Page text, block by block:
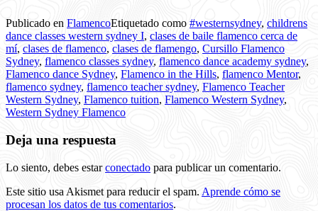
Publicado en FlamencoEtiquetado como #westernsydney, childrens
dance classes western sydney I, clases de baile flamenco cerca de
mí, clases de flamenco, clases de flamengo, Cursillo Flamenco
Sydney, flamenco classes sydney, flamenco dance academy sydney,
Flamenco dance Sydney, Flamenco in the Hills, flamenco Mentor,
flamenco sydney, flamenco teacher sydney, Flamenco Teacher
Western Sydney, Flamenco tuition, Flamenco Western Sydney,
Western Sydney Flamenco
Deja una respuesta
Lo siento, debes estarconectado para publicar un comentario.
Este sitio usa Akismet para reducir el spam. Aprende cómo se
procesan los datos de tus comentarios.